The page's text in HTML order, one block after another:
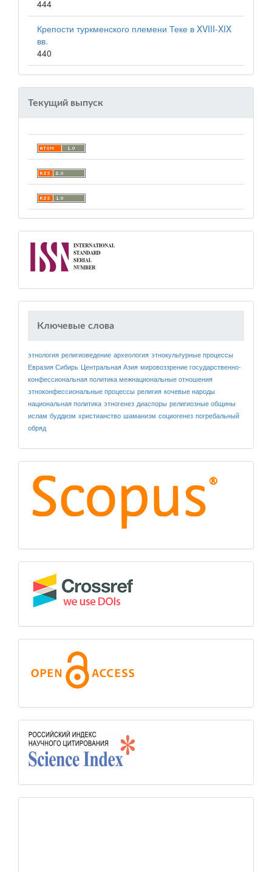
444
Крепости туркменского племени Теке в XVIII-XIX
вв.
440
Текущий выпуск
Ключевые слова
этнология религиоведение археология этнокультурные процессы
ЕвразияСибирь Центральная Азия мировоззрениегосударственно-
конфессиональная политикамежнациональные отношения
этноконфессиональные процессы религия кочевые народы
национальная политика этногенез диаспоры религиозные общины
ислам буддизм христианство шаманизм социогенез погребальный
обряд